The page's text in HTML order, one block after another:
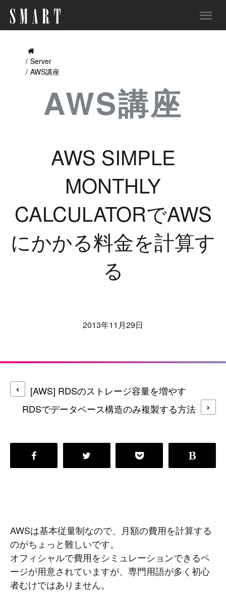
Server
AWS講座
AWS講座
AWS SIMPLE
MONTHLY
CALCULATORでAWS
にかかる料金を計算す
る
2013年11月29日
[AWS] RDSのストレージ容量を増やす
RDSでデータベース構造のみ複製する方法
AWSは基本従量制なので、月額の費用を計算する
のがちょっと難しいです。
オフィシャルで費用をシミュレーションできるペ
ージが用意されていますが、専門用語が多く初心
者むけではありません。